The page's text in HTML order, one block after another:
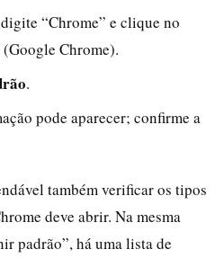
“Chrome” e clique no
Chrome).
.
pode aparecer; confirme a
também verificar os tipos
deve abrir. Na mesma
padrão”, há uma lista de